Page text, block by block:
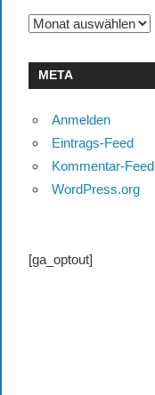
Archiv
META
Anmelden
Eintrags-Feed
Kommentar-Feed
WordPress.org
[ga_optout]